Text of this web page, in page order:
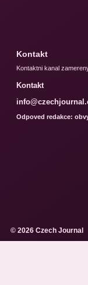
Kontakt
Kontaktni kanal
Kontakt
Odpoved redakce:
© 2026 Czech Journal